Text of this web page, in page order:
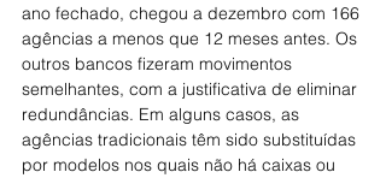
ano fechado, chegou a dezembro com 166
agências a menos que 12 meses antes. Os
outros bancos fizeram movimentos
semelhantes, com a justificativa de eliminar
redundâncias. Em alguns casos, as
agências tradicionais têm sido substituídas
por modelos nos quais não há caixas ou